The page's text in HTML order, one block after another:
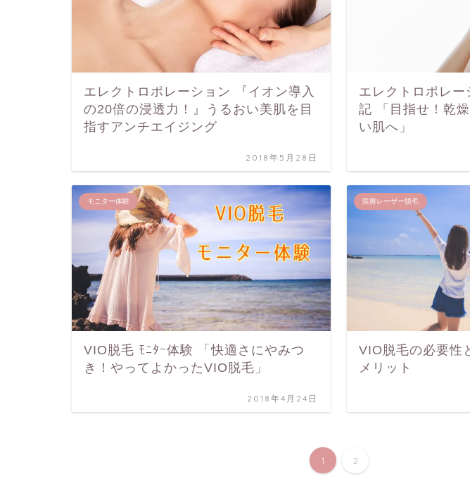
エレクトロポレーション 『イオン導入
の20倍の浸透力！』うるおい美肌を目
指すアンチエイジング
2018年5月28日
エレクトロポレ
記 「目指せ！乾
い肌へ」
モニター体験
VIO脱毛 ﾓﾆﾀｰ体験 「快適さにやみつ
き！やってよかったVIO脱毛」
2018年4月24日
医療レーザー脱毛
VIO脱毛の必要性
メリット
1 2